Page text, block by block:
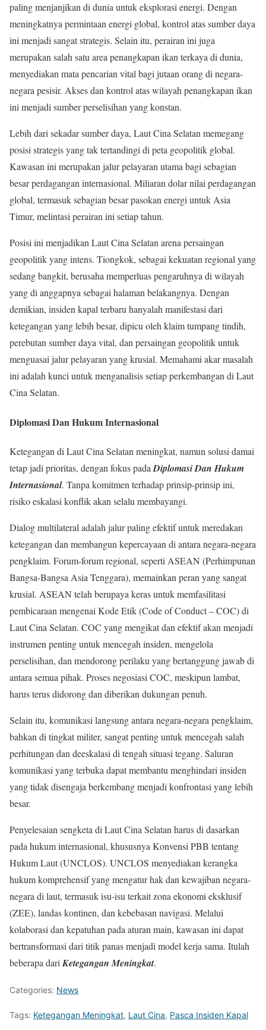
paling menjanjikan di dunia untuk eksplorasi energi. Dengan
meningkatnya permintaan energi global, kontrol atas sumber daya
ini menjadi sangat strategis. Selain itu, perairan ini juga
merupakan salah satu area penangkapan ikan terkaya di dunia,
menyediakan mata pencarian vital bagi jutaan orang di negara-
negara pesisir. Akses dan kontrol atas wilayah penangkapan ikan
ini menjadi sumber perselisihan yang konstan.
Lebih dari sekadar sumber daya, Laut Cina Selatan memegang
posisi strategis yang tak tertandingi di peta geopolitik global.
Kawasan ini merupakan jalur pelayaran utama bagi sebagian
besar perdagangan internasional. Miliaran dolar nilai perdagangan
global, termasuk sebagian besar pasokan energi untuk Asia
Timur, melintasi perairan ini setiap tahun.
Posisi ini menjadikan Laut Cina Selatan arena persaingan
geopolitik yang intens. Tiongkok, sebagai kekuatan regional yang
sedang bangkit, berusaha memperluas pengaruhnya di wilayah
yang di anggapnya sebagai halaman belakangnya. Dengan
demikian, insiden kapal terbaru hanyalah manifestasi dari
ketegangan yang lebih besar, dipicu oleh klaim tumpang tindih,
perebutan sumber daya vital, dan persaingan geopolitik untuk
menguasai jalur pelayaran yang krusial. Memahami akar masalah
ini adalah kunci untuk menganalisis setiap perkembangan di Laut
Cina Selatan.
Diplomasi Dan Hukum Internasional
Ketegangan di Laut Cina Selatan meningkat, namun solusi damai
tetap jadi prioritas, dengan fokus pada Diplomasi Dan Hukum
Internasional. Tanpa komitmen terhadap prinsip-prinsip ini,
risiko eskalasi konflik akan selalu membayangi.
Dialog multilateral adalah jalur paling efektif untuk meredakan
ketegangan dan membangun kepercayaan di antara negara-negara
pengklaim. Forum-forum regional, seperti ASEAN (Perhimpunan
Bangsa-Bangsa Asia Tenggara), memainkan peran yang sangat
krusial. ASEAN telah berupaya keras untuk memfasilitasi
pembicaraan mengenai Kode Etik (Code of Conduct – COC) di
Laut Cina Selatan. COC yang mengikat dan efektif akan menjadi
instrumen penting untuk mencegah insiden, mengelola
perselisihan, dan mendorong perilaku yang bertanggung jawab di
antara semua pihak. Proses negosiasi COC, meskipun lambat,
harus terus didorong dan diberikan dukungan penuh.
Selain itu, komunikasi langsung antara negara-negara pengklaim,
bahkan di tingkat militer, sangat penting untuk mencegah salah
perhitungan dan deeskalasi di tengah situasi tegang. Saluran
komunikasi yang terbuka dapat membantu menghindari insiden
yang tidak disengaja berkembang menjadi konfrontasi yang lebih
besar.
Penyelesaian sengketa di Laut Cina Selatan harus di dasarkan
pada hukum internasional, khususnya Konvensi PBB tentang
Hukum Laut (UNCLOS). UNCLOS menyediakan kerangka
hukum komprehensif yang mengatur hak dan kewajiban negara-
negara di laut, termasuk isu-isu terkait zona ekonomi eksklusif
(ZEE), landas kontinen, dan kebebasan navigasi. Melalui
kolaborasi dan kepatuhan pada aturan main, kawasan ini dapat
bertransformasi dari titik panas menjadi model kerja sama. Itulah
beberapa dari Ketegangan Meningkat.
Categories: News
Tags: Ketegangan Meningkat, Laut Cina, Pasca Insiden Kapal